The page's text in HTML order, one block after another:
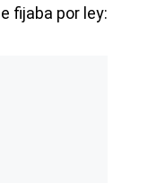
fijaba por ley: